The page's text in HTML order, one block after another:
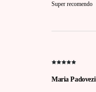
Super recomendo
Maria Padovezi